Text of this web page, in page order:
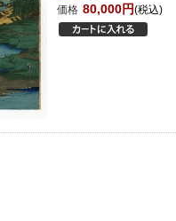
価格 80,000円(税込)